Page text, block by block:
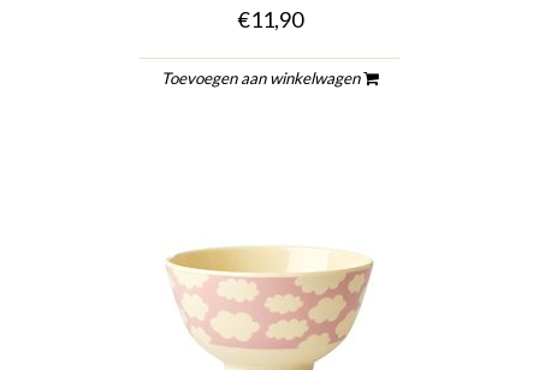
€11,90
Toevoegen aan winkelwagen